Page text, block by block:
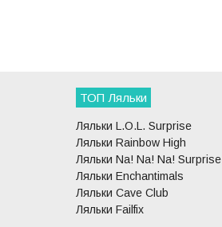
ТОП Ляльки
Ляльки L.O.L. Surprise
Ляльки Rainbow High
Ляльки Na! Na! Na! Surprise
Ляльки Enchantimals
Ляльки Cave Club
Ляльки Failfix